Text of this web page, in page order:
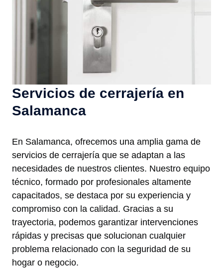
Servicios de cerrajería en
Salamanca
En Salamanca, ofrecemos una amplia gama de
servicios de cerrajería que se adaptan a las
necesidades de nuestros clientes. Nuestro equipo
técnico, formado por profesionales altamente
capacitados, se destaca por su experiencia y
compromiso con la calidad. Gracias a su
trayectoria, podemos garantizar intervenciones
rápidas y precisas que solucionan cualquier
problema relacionado con la seguridad de su
hogar o negocio.